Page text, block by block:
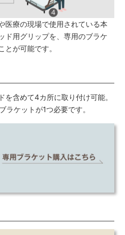
医療の現場で使用されている本
ド用グリップを、専用のブラケ
とが可能です。
を含めて4カ所に取り付け可能。
ラケットが1つ必要です。